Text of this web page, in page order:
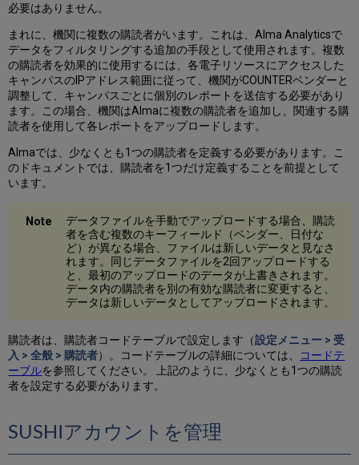
必要はありません。
まれに、機関に複数の購読者がいます。これは、Alma Analyticsで
データをフィルタリングする追加の手段として使用されます。複数
の購読者を効果的に使用するには、各電子リソースにアクセスした
キャンパスのIPアドレス範囲に従って、機関がCOUNTERベンダーと
調整して、キャンパスごとに個別のレポートを送信する必要があり
ます。この場合、機関はAlmaに複数の購読者を追加し、関連する購
読者を使用して各レポートをアップロードします。
Almaでは、少なくとも1つの購読者を定義する必要があります。
こ
のドキュメントでは、購読者を1つだけ定義することを前提として
います。
データファイルを手動でアップロードする場合、購読
者を含む複数のキーフィールド（ベンダー、日付な
ど）が異なる場合、ファイルは新しいデータと見なさ
れます。同じデータファイルを2回アップロードする
と、最初のアップロードのデータが上書きされます。
データ内の購読者を別の有効な購読者に変更すると、
データは新しいデータとしてアップロードされます。
購読者は、購読者コードテーブルで設定します（設定メニュー > 受
入 > 全般 > 購読者）。コードテーブルの詳細については、
コードテ
ーブルを参照してください。 上記のように、少なくとも1つの購読
者を設定する必要があります。
SUSHIアカウントを管理